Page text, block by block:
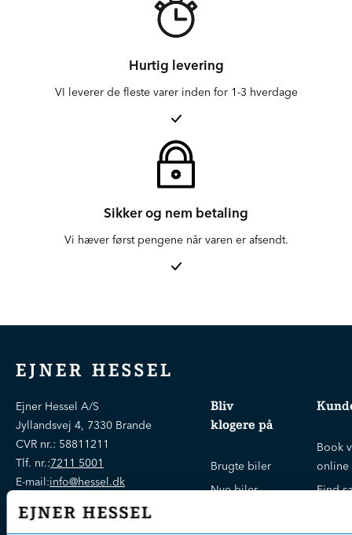
Hurtig levering
VI leverer de fleste varer inden for 1-3 hverdage
Sikker og nem betaling
Vi hæver først pengene når varen er afsendt.
EJNER HESSEL
Ejner Hessel A/S
Jyllandsvej 4, 7330 Brande
CVR nr.: 58811211
Tlf. nr.:7211 5001
E-mail:info@hessel.dk
Åbningstider
Bliv
klogere på
Brugte biler
Nye biler
serviceaftaler
Book
online
Find